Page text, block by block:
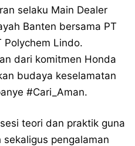
selaku Main Dealer
Banten bersama PT
Polychem Lindo.
dari komitmen Honda
budaya keselamatan
#Cari_Aman.
teori dan praktik guna
pengalaman